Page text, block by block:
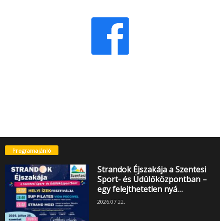
Programajánló
Strandok Éjszakája a Szentesi
Sport- és Üdülőközpontban –
egy felejthetetlen nyá…
2026.07.22.